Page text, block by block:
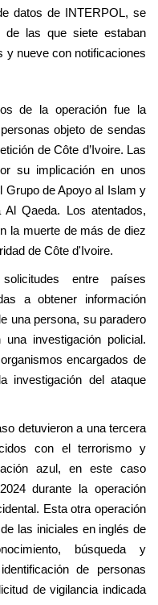
datos de INTERPOL, se
de las que siete estaban
y nueve con notificaciones
de la operación fue la
objeto de sendas
de Côte d’Ivoire. Las
su implicación en unos
Grupo de Apoyo al Islam y
Qaeda. Los atentados,
la muerte de más de diez
de Côte d'Ivoire.
entre países
a obtener información
una persona, su paradero
investigación policial.
encargados de
investigación del ataque
detuvieron a una tercera
con el terrorismo y
azul, en este caso
durante la operación
Esta otra operación
las iniciales en inglés de
búsqueda y
de personas
de vigilancia indicada